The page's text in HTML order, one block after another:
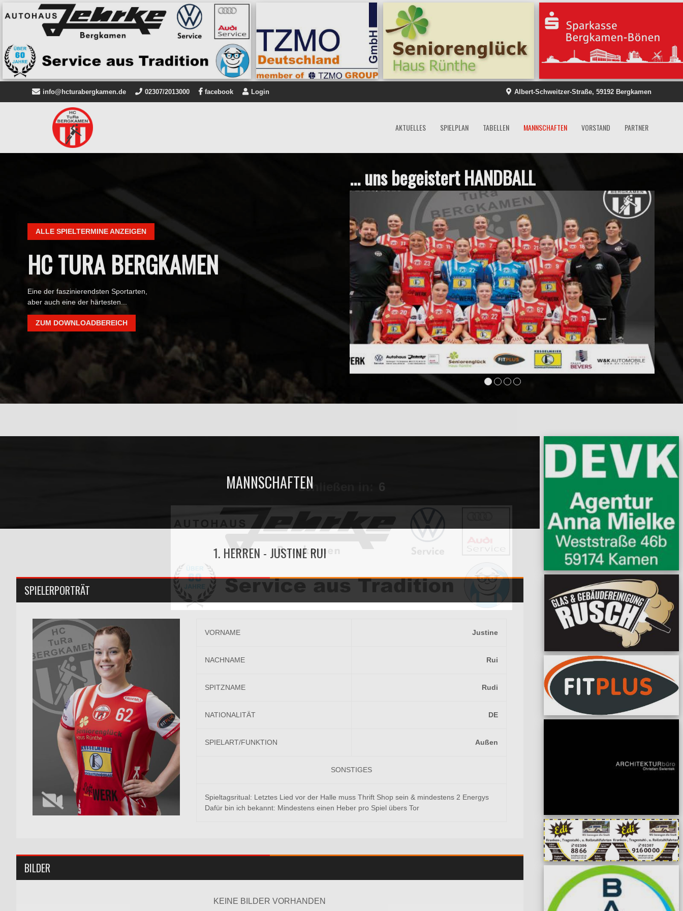
info@hcturabergkamen.de 02307/2013000 facebook Login Albert-Schweitzer-Straße, 59192 Bergkamen
AKTUELLES SPIELPLAN TABELLEN MANNSCHAFTEN VORSTAND PARTNER
ALLE SPIELTERMINE ANZEIGEN
HC TURA BERGKAMEN
Eine der faszinierendsten Sportarten,
aber auch eine der härtesten...
ZUM DOWNLOADBEREICH
... uns begeistert HANDBALL
MANNSCHAFTEN
1. HERREN - JUSTINE RUI
SPIELERPORTRÄT
VORNAME Justine
NACHNAME Rui
SPITZNAME Rudi
NATIONALITÄT DE
SPIELART/FUNKTION Außen
SONSTIGES
Spieltagsritual: Letztes Lied vor der Halle muss Thrift Shop sein & mindestens 2 Energys
Dafür bin ich bekannt: Mindestens einen Heber pro Spiel übers Tor
BILDER
KEINE BILDER VORHANDEN
schließen in: 5